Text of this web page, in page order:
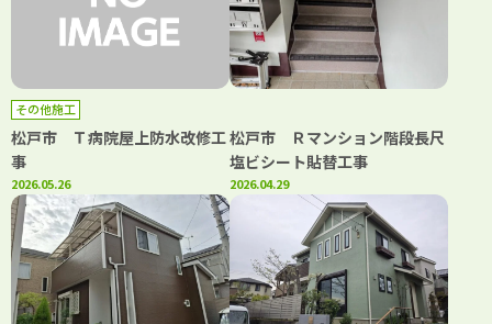
その他施工
松戸市 Ｔ病院屋上防水改修工
事
2026.05.26
松戸市 Ｒマンション階段長尺
塩ビシート貼替工事
2026.04.29